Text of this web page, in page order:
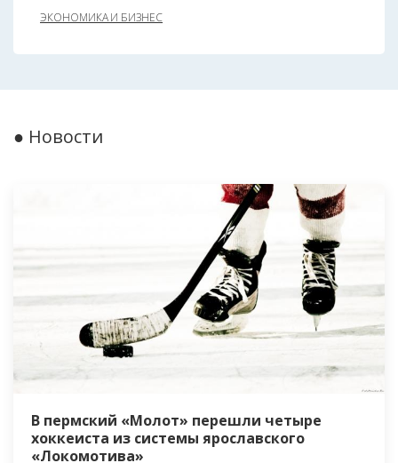
ЭКОНОМИКА И БИЗНЕС
● Новости
В пермский «Молот» перешли четыре
хоккеиста из системы ярославского
«Локомотива»